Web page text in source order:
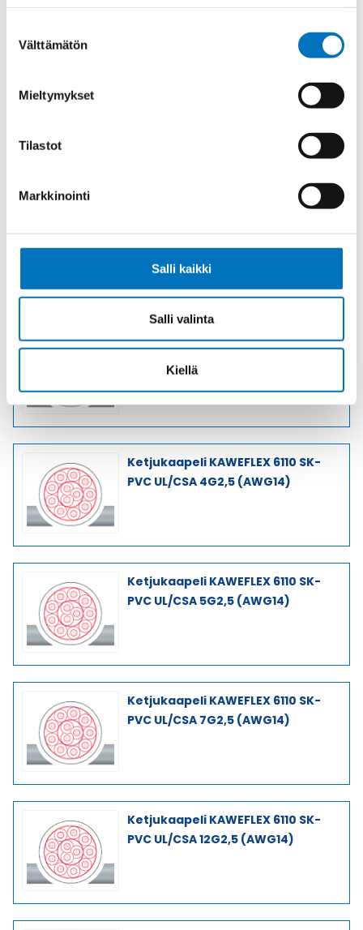
valinta
Välttämätön
Mieltymykset
Tilastot
Markkinointi
Salli kaikki
Salli valinta
Kiellä
PVC UL/CSA 25G1,5 (AWG16)
Ketjukaapeli KAWEFLEX 6110 SK-
PVC UL/CSA 42G1,5 (AWG16)
Ketjukaapeli KAWEFLEX 6110 SK-
PVC UL/CSA 3G2,5 (AWG14)
Ketjukaapeli KAWEFLEX 6110 SK-
PVC UL/CSA 4G2,5 (AWG14)
Ketjukaapeli KAWEFLEX 6110 SK-
PVC UL/CSA 5G2,5 (AWG14)
Ketjukaapeli KAWEFLEX 6110 SK-
PVC UL/CSA 7G2,5 (AWG14)
Ketjukaapeli KAWEFLEX 6110 SK-
PVC UL/CSA 12G2,5 (AWG14)